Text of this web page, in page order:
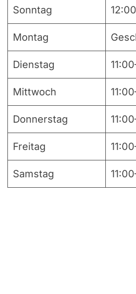
Sonntag
Montag
Dienstag
Mittwoch
Donnerstag
Freitag
Samstag